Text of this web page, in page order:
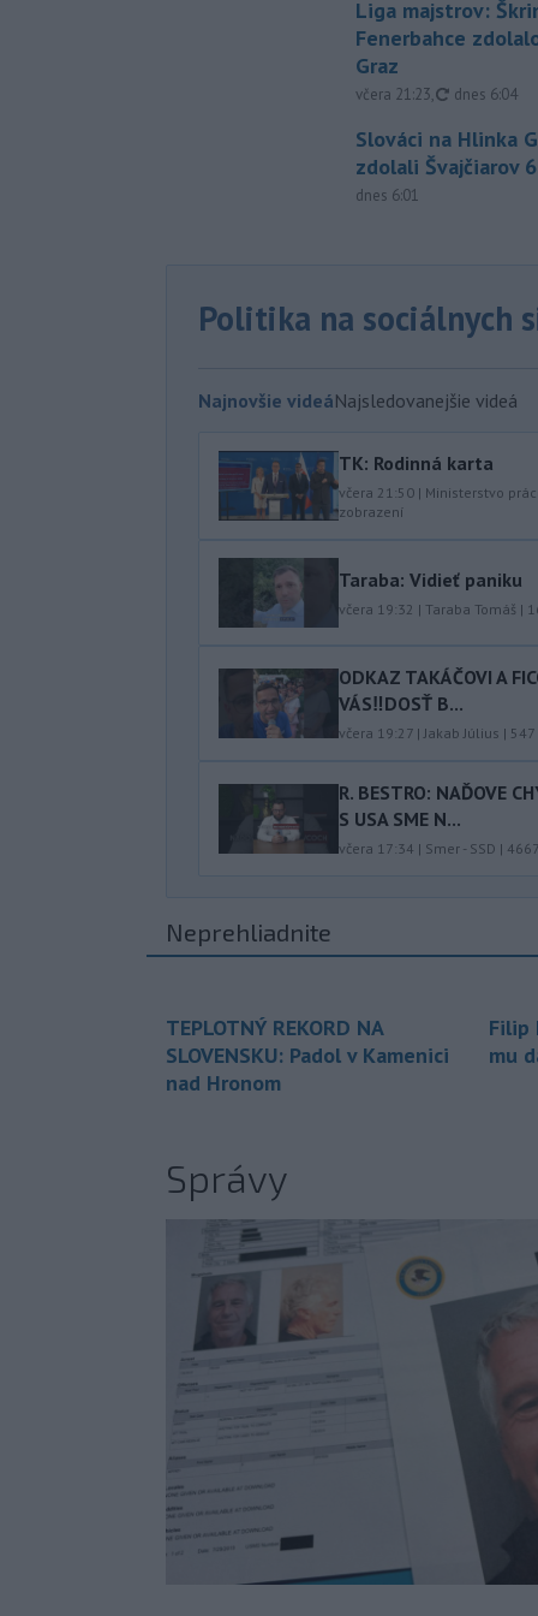
Liga majstrov:
Fenerbahce
Graz
včera 21:23, aktualizované
dnes 6:04
Slováci na Hlinka
zdolali Švajčiarov
dnes 6:01
Politika na sociálnych
Najnovšie videáNajsledovanejšie videá
TK: Rodinná karta
včera 21:50 | Ministerstvo
zobrazení
Taraba: Vidieť paniku
včera 19:32 | Taraba Tomáš |
ODKAZ TAKÁČOVI A
VÁS‼️DOSŤ B...
včera 19:27 | Jakab Július | 547
R. BESTRO: NAĎOVE
S USA SME N...
včera 17:34 | Smer - SSD | 4667
Neprehliadnite
TEPLOTNÝ REKORD NA
SLOVENSKU: Padol v Kamenici
nad Hronom
Filip
mu
Správy